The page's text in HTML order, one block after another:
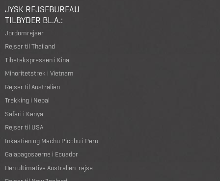
JYSK REJSEBUREAU
TILBYDER BL.A.:
Jordomrejser
Rejser til Thailand
Tibetekspressen i Kina
Minoritetstrek i Vietnam
Rejser til Australien
Trekking i Nepal
Safari i Kenya
Rejser til USA
Inkastien og Machu Picchu i Peru
Galapagosøerne i Ecuador
Den ultimative Australien-rejse